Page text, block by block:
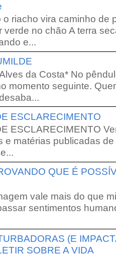
o riacho vira caminho de
verde no chão A terra
e...
da Costa* No
momento seguinte.
ESCLARECIMENTO
ESCLARECIMENTO
e matérias publicadas
QUE É
vale mais do que
sentimentos
(E
SOBRE A VIDA